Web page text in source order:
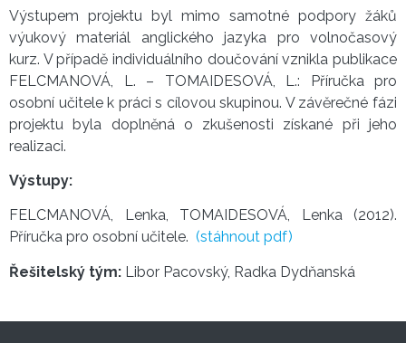
Výstupem projektu byl mimo samotné podpory žáků
výukový materiál anglického jazyka pro volnočasový
kurz. V případě individuálního doučování vznikla publikace
FELCMANOVÁ, L. – TOMAIDESOVÁ, L.: Příručka pro
osobní učitele k práci s cílovou skupinou. V závěrečné fázi
projektu byla doplněná o zkušenosti získané při jeho
realizaci.
Výstupy:
FELCMANOVÁ, Lenka, TOMAIDESOVÁ, Lenka (2012).
Příručka pro osobní učitele. (stáhnout pdf)
Řešitelský tým: Libor Pacovský, Radka Dydňanská